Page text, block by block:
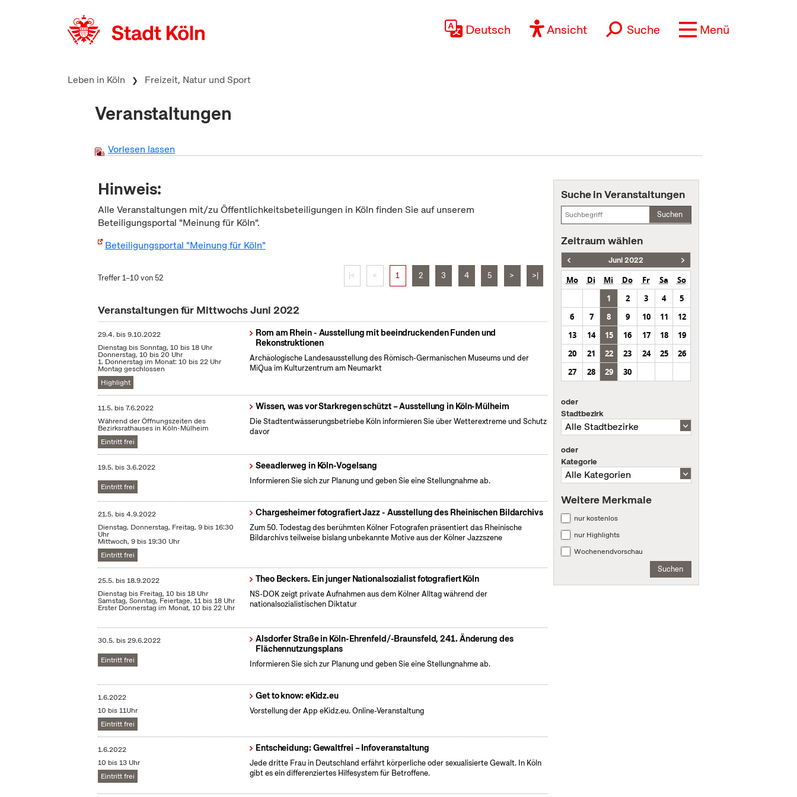
Deutsch Ansicht Suche Menü
Leben in Köln Freizeit, Natur und Sport
Veranstaltungen
Vorlesen lassen
Hinweis:
Alle Veranstaltungen mit/zu Öffentlichkeitsbeteiligungen in Köln finden Sie auf unserem
Beteiligungsportal "Meinung für Köln".
Beteiligungsportal "Meinung für Köln"
Treffer 1–10 von 52 |< < 1 2 3 4 5 > >|
Veranstaltungen für Mittwochs Juni 2022
29.4. bis9.10.2022
Dienstag bis Sonntag, 10 bis 18 Uhr
Donnerstag, 10 bis 20 Uhr
1. Donnerstag im Monat: 10 bis 22 Uhr
Montag geschlossen
Highlight
Rom am Rhein - Ausstellung mit beeindruckenden Funden und
Rekonstruktionen
Archäologische Landesausstellung des Römisch-Germanischen Museums und der
MiQua im Kulturzentrum am Neumarkt
11.5. bis7.6.2022
Während der Öffnungszeiten des
Bezirksrathauses in Köln-Mülheim
Eintritt frei
Wissen, was vor Starkregen schützt – Ausstellung in Köln-Mülheim
Die Stadtentwässerungsbetriebe Köln informieren Sie über Wetterextreme und Schutz
davor
19.5. bis3.6.2022
Eintritt frei
Seeadlerweg in Köln-Vogelsang
Informieren Sie sich zur Planung und geben Sie eine Stellungnahme ab.
21.5. bis4.9.2022
Dienstag, Donnerstag, Freitag, 9 bis 16:30
Uhr
Mittwoch, 9 bis 19:30 Uhr
Eintritt frei
Chargesheimer fotografiert Jazz - Ausstellung des Rheinischen Bildarchivs
Zum 50. Todestag des berühmten Kölner Fotografen präsentiert das Rheinische
Bildarchivs teilweise bislang unbekannte Motive aus der Kölner Jazzszene
25.5. bis18.9.2022
Dienstag bis Freitag, 10 bis 18 Uhr
Samstag, Sonntag, Feiertage, 11 bis 18 Uhr
Erster Donnerstag im Monat, 10 bis 22 Uhr
Theo Beckers. Ein junger Nationalsozialist fotografiert Köln
NS-DOK zeigt private Aufnahmen aus dem Kölner Alltag während der
nationalsozialistischen Diktatur
30.5. bis29.6.2022
Eintritt frei
Alsdorfer Straße in Köln-Ehrenfeld/-Braunsfeld, 241. Änderung des
Flächennutzungsplans
Informieren Sie sich zur Planung und geben Sie eine Stellungnahme ab.
1.6.2022
10 bis 11Uhr
Eintritt frei
Get to know: eKidz.eu
Vorstellung der App eKidz.eu. Online-Veranstaltung
1.6.2022
10 bis 13 Uhr
Eintritt frei
Entscheidung: Gewaltfrei – Infoveranstaltung
Jede dritte Frau in Deutschland erfährt körperliche oder sexualisierte Gewalt. In Köln
gibt es ein differenziertes Hilfesystem für Betroffene.
Suche in Veranstaltungen
Suchen
Zeitraum wählen
Juni 2022
Mo Di Mi Do Fr Sa
So
1
2 3 4
5
6
7 8 9 10 11
12
13
14 15 16 17 18
19
20
21 22 23 24 25
26
27
28 29 30
oder
Stadtbezirk
oder
Kategorie
Weitere Merkmale
nur kostenlos
nur Highlights
Wochenendvorschau
Suchen